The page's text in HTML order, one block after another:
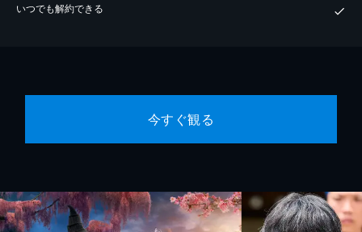
いつでも解約できる
今すぐ観る